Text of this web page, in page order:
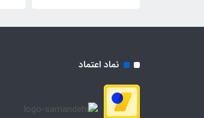
نماد اعتماد